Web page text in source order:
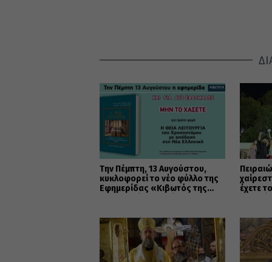
Την Πέμπτη, 13 Αυγούστου,
κυκλοφορεί το νέο φύλλο της
Εφημερίδας «Κιβωτός της
έχετε